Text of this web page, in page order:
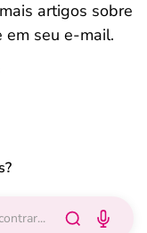
artigos sobre
em seu e-mail.